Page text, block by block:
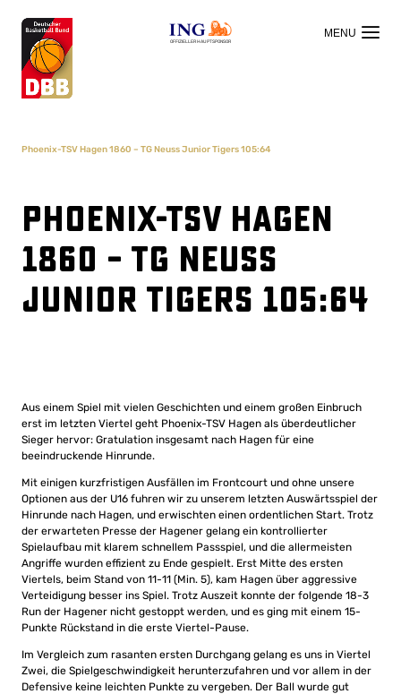
OFFIZIELLER HAUPTSPONSOR
Phoenix-TSV Hagen 1860 – TG Neuss Junior Tigers 105:64
Phoenix-TSV Hagen
1860 – TG Neuss
Junior Tigers 105:64
Aus einem Spiel mit vielen Geschichten und einem großen Einbruch
erst im letzten Viertel geht Phoenix-TSV Hagen als überdeutlicher
Sieger hervor: Gratulation insgesamt nach Hagen für eine
beeindruckende Hinrunde.
Mit einigen kurzfristigen Ausfällen im Frontcourt und ohne unsere
Optionen aus der U16 fuhren wir zu unserem letzten Auswärtsspiel der
Hinrunde nach Hagen, und erwischten einen ordentlichen Start. Trotz
der erwarteten Presse der Hagener gelang ein kontrollierter
Spielaufbau mit klarem schnellem Passspiel, und die allermeisten
Angriffe wurden effizient zu Ende gespielt. Erst Mitte des ersten
Viertels, beim Stand von 11-11 (Min. 5), kam Hagen über aggressive
Verteidigung besser ins Spiel. Trotz Auszeit konnte der folgende 18-3
Run der Hagener nicht gestoppt werden, und es ging mit einem 15-
Punkte Rückstand in die erste Viertel-Pause.
Im Vergleich zum rasanten ersten Durchgang gelang es uns in Viertel
Zwei, die Spielgeschwindigkeit herunterzufahren und vor allem in der
Defensive keine leichten Punkte zu vergeben. Der Ball wurde gut